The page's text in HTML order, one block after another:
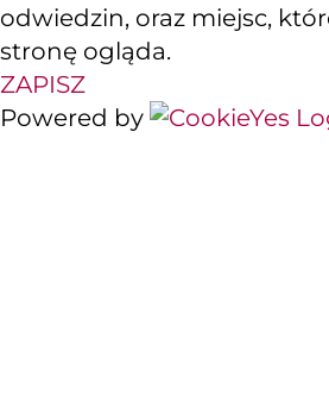
odwiedzin, oraz miejsc,
stronę ogląda.
ZAPISZ
Powered by